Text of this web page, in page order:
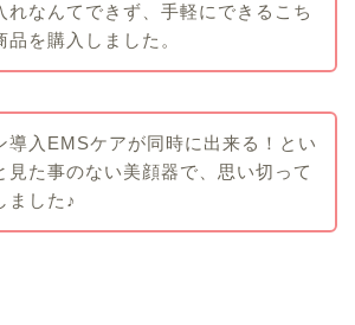
れなんてできず、手軽にできるこち
品を購入しました。
導入EMSケアが同時に出来る！とい
見た事のない美顔器で、思い切って
ました♪